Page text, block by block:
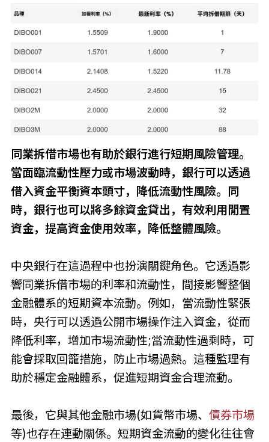
同業拆借市場也有助於銀行進行短期風險管理。
當面臨流動性壓力或市場波動時，銀行可以透過
借入資金平衡資本頭寸，降低流動性風險。同
時，銀行也可以將多餘資金貸出，有效利用閒置
資金，提高資金使用效率，降低整體風險。
中央銀行在這過程中也扮演關鍵角色。它透過影
響同業拆借市場的利率和流動性，間接影響整個
金融體系的短期資本流動。例如，當流動性緊張
時，央行可以透過公開市場操作注入資金，從而
降低利率，增加市場流動性;當流動性過剩時，可
能會採取回籠措施，防止市場過熱。這種監理有
助於穩定金融體系，促進短期資金合理流動。
最後，它與其他金融市場(如貨幣市場、 債券市場
等)也存在連動關係。短期資金流動的變化往往會